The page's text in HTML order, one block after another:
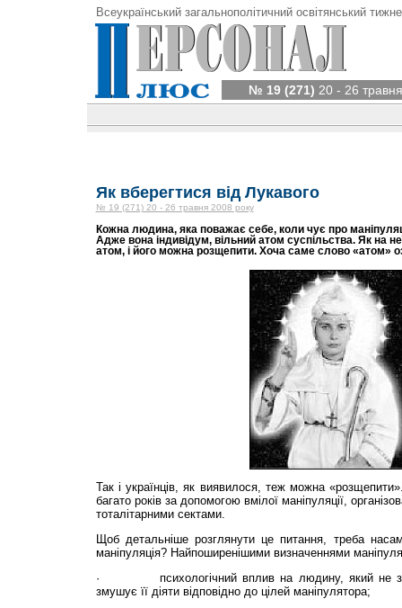
Всеукраїнський загальнополітичний освітянський
№ 19 (271) 20 - 26
Як вберегтися від Лукавого
№ 19 (271) 20 - 26 травня 2008 року
Кожна людина, яка поважає себе, коли чує про
Адже вона індивідум, вільний атом суспільства. Як на
атом, і його можна розщепити. Хоча саме слово «атом»
Так і українців, як виявилося, теж можна
багато років за допомогою вмілої маніпуляції,
тоталітарними сектами.
Щоб детальніше розглянути це питання, треба
маніпуляція? Найпоширенішими визначеннями
· психологічний вплив на людину, який не
змушує її діяти відповідно до цілей маніпулятора;